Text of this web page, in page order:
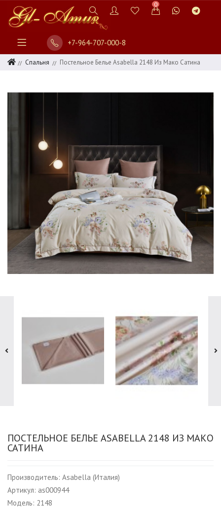
0
+7-964-707-000-8
Спальня Постельное Белье Asabella 2148 Из Мако Сатина
ПОСТЕЛЬНОЕ БЕЛЬЕ ASABELLA 2148 ИЗ МАКО
САТИНА
Производитель: Asabella (Италия)
Артикул: as000944
Модель: 2148